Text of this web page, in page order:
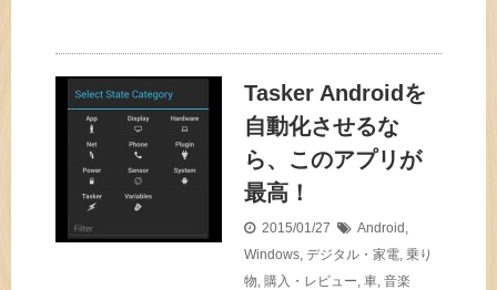
Tasker Androidを
自動化させるな
ら、このアプリが
最高！
2015/01/27 Android ,
Windows, デジタル・家電, 乗り
物, 購入・レビュー, 車, 音楽